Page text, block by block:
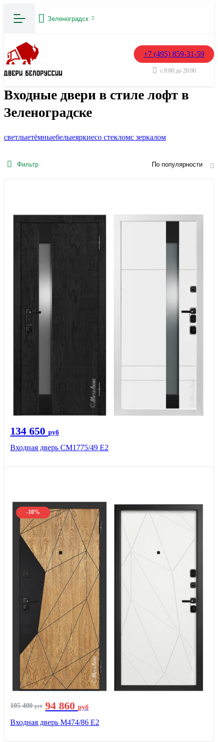
Зеленоградск
+7 (495) 859-31-59
с 9:00 до 20:00
Входные двери в стиле лофт в
Зеленоградске
светлыетёмныебелыеяркиесо стекломс зеркалом
Фильтр По популярности
134 650 руб
Входная дверь СМ1775/49 Е2
-10%
105 400руб 94 860 руб
Входная дверь М474/86 Е2